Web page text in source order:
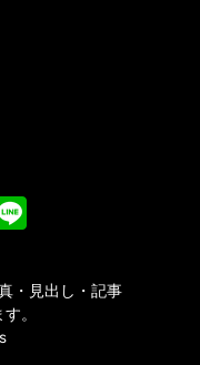
・見出し・記事
。